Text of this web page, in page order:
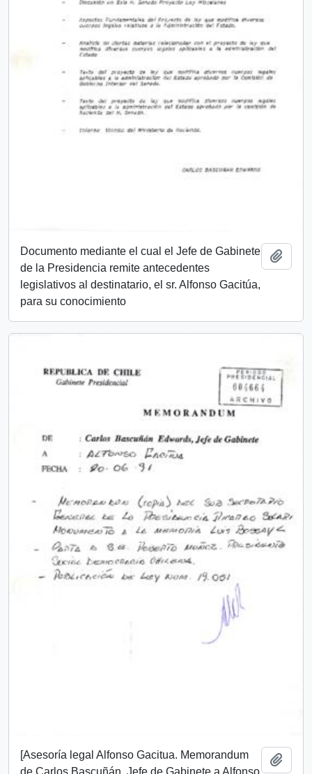
Documento mediante el cual el Jefe de Gabinete
de la Presidencia remite antecedentes
legislativos al destinatario, el sr. Alfonso Gacitúa,
para su conocimiento
[Asesoría legal Alfonso Gacitua. Memorandum
de Carlos Bascuñán, Jefe de Gabinete a Alfonso